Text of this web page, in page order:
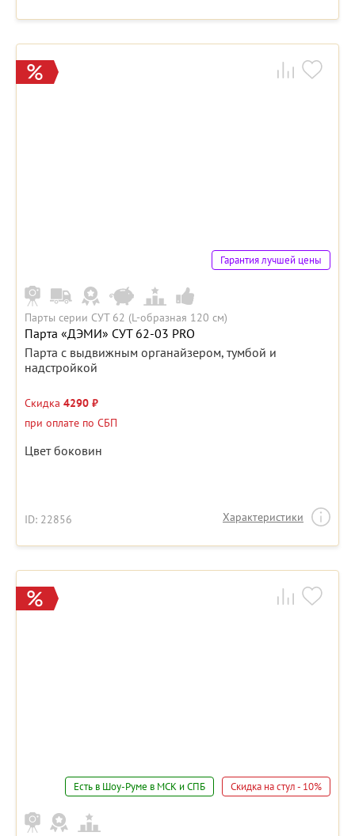
Гарантия лучшей цены
Парты серии СУТ 62 (L-образная 120 см)
Парта «ДЭМИ» СУТ 62-03 PRO
Парта с выдвижным органайзером, тумбой и
надстройкой
Скидка 4290 ₽
при оплате по СБП
Цвет боковин
ID: 22856 Характеристики
Есть в Шоу-Руме в МСК и СПБ Скидка на стул - 10%